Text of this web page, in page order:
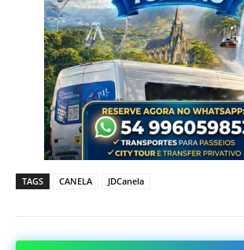
TAGS CANELA JDCanela